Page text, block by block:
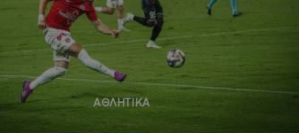
ΑΘΛΗΤΙΚΑ